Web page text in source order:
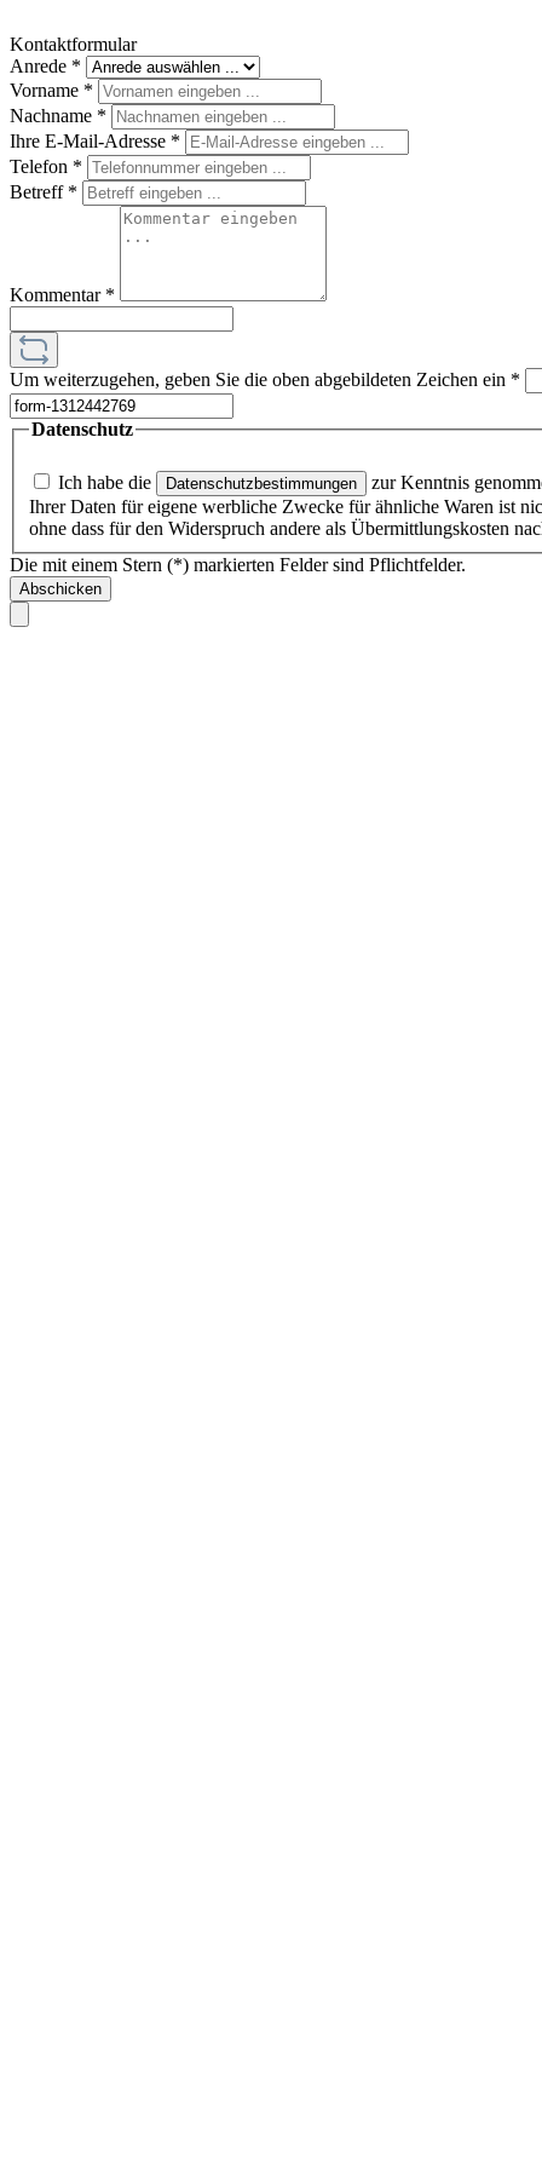
Kontaktformular
Anrede *
Vorname *
Nachname *
Ihre E-Mail-Adresse *
Telefon *
Betreff *
Kommentar *
Um weiterzugehen, geben Sie die oben abgebildeten Zeichen ein *
Datenschutz
Ich habe die Datenschutzbestimmungen
zur Kenntnis
Ihrer Daten für eigene werbliche Zwecke für ähnliche Waren ist
ohne dass für den Widerspruch andere als Übermittlungskosten
Die mit einem Stern (*) markierten Felder sind Pflichtfelder.
Abschicken